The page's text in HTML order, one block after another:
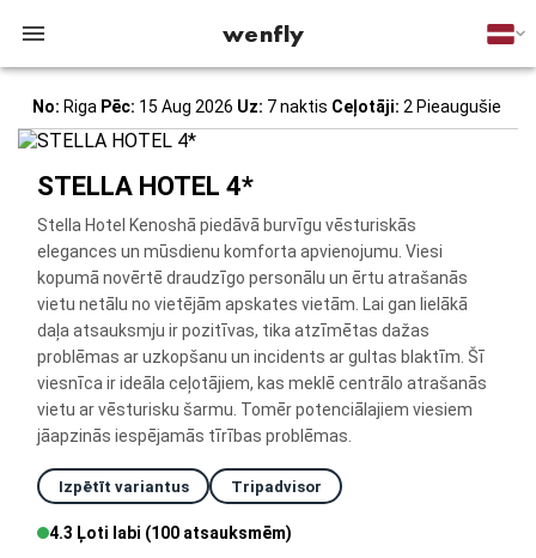
wenfly
No: Riga Pēc: 15 Aug 2026 Uz: 7 naktis Ceļotāji: 2 Pieaugušie
STELLA HOTEL 4*
Stella Hotel Kenoshā piedāvā burvīgu vēsturiskās
elegances un mūsdienu komforta apvienojumu. Viesi
kopumā novērtē draudzīgo personālu un ērtu atrašanās
vietu netālu no vietējām apskates vietām. Lai gan lielākā
daļa atsauksmju ir pozitīvas, tika atzīmētas dažas
problēmas ar uzkopšanu un incidents ar gultas blaktīm. Šī
viesnīca ir ideāla ceļotājiem, kas meklē centrālo atrašanās
vietu ar vēsturisku šarmu. Tomēr potenciālajiem viesiem
jāapzinās iespējamās tīrības problēmas.
Izpētīt variantus Tripadvisor
4.3 Ļoti labi (100 atsauksmēm)